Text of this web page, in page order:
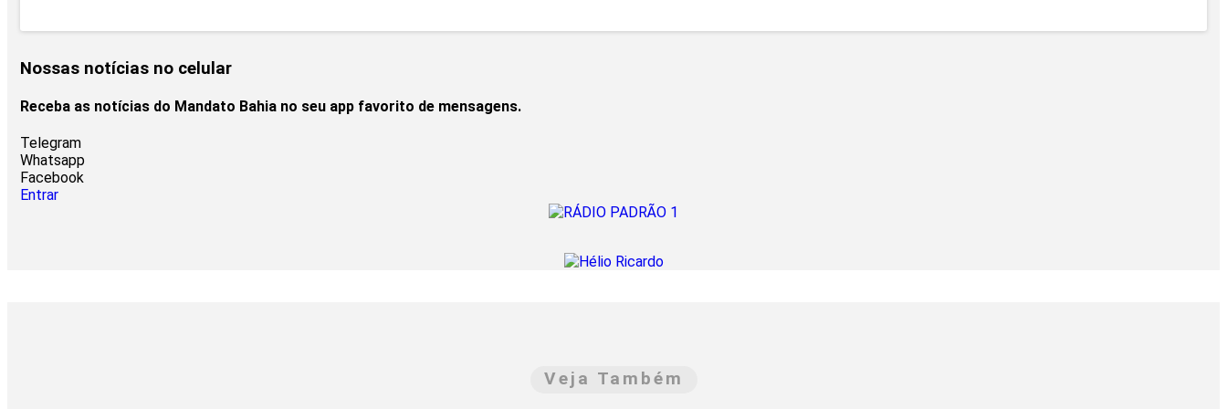
Nossas notícias no celular
Receba as notícias do Mandato Bahia no seu app favorito de mensagens.
Telegram
Whatsapp
Facebook
Entrar
Veja Também